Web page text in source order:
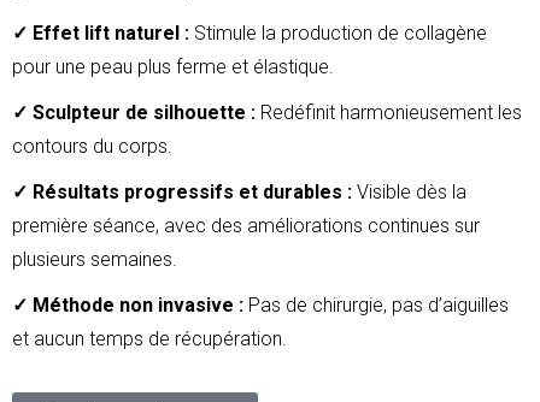
✓ Effet lift naturel : Stimule la production de collagène
pour une peau plus ferme et élastique.
✓ Sculpteur de silhouette : Redéfinit harmonieusement les
contours du corps.
✓ Résultats progressifs et durables : Visible dès la
première séance, avec des améliorations continues sur
plusieurs semaines.
✓ Méthode non invasive : Pas de chirurgie, pas d’aiguilles
et aucun temps de récupération.